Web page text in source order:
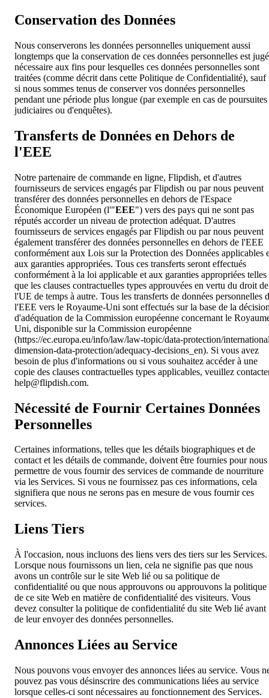
Conservation des Données
Nous conserverons les données personnelles uniquement aussi
longtemps que la conservation de ces données personnelles est
nécessaire aux fins pour lesquelles ces données personnelles sont
traitées (comme décrit dans cette Politique de Confidentialité), sauf
si nous sommes tenus de conserver vos données personnelles
pendant une période plus longue (par exemple en cas de poursuites
judiciaires ou d'enquêtes).
Transferts de Données en Dehors de
l'EEE
Notre partenaire de commande en ligne, Flipdish, et d'autres
fournisseurs de services engagés par Flipdish ou par nous peuvent
transférer des données personnelles en dehors de l'Espace
Économique Européen (l'"EEE") vers des pays qui ne sont pas
réputés accorder un niveau de protection adéquat. D'autres
fournisseurs de services engagés par Flipdish ou par nous peuvent
également transférer des données personnelles en dehors de l'EEE
conformément aux Lois sur la Protection des Données applicables
aux garanties appropriées. Tous ces transferts seront effectués
conformément à la loi applicable et aux garanties appropriées telles
que les clauses contractuelles types approuvées en vertu du droit de
l'UE de temps à autre. Tous les transferts de données personnelles
l'EEE vers le Royaume-Uni sont effectués sur la base de la
d'adéquation de la Commission européenne concernant le
Uni, disponible sur la Commission européenne
(https://ec.europa.eu/info/law/law-topic/data-protection/
dimension-data-protection/adequacy-decisions_en). Si vous avez
besoin de plus d'informations ou si vous souhaitez accéder à une
copie des clauses contractuelles types applicables, veuillez
help@flipdish.com.
Nécessité de Fournir Certaines Données
Personnelles
Certaines informations, telles que les détails biographiques et de
contact et les détails de commande, doivent être fournies pour nous
permettre de vous fournir des services de commande de nourriture
via les Services. Si vous ne fournissez pas ces informations, cela
signifiera que nous ne serons pas en mesure de vous fournir ces
services.
Liens Tiers
À l'occasion, nous incluons des liens vers des tiers sur les Services.
Lorsque nous fournissons un lien, cela ne signifie pas que nous
avons un contrôle sur le site Web lié ou sa politique de
confidentialité ou que nous approuvons ou approuvons la politique
de ce site Web en matière de confidentialité des visiteurs. Vous
devez consulter la politique de confidentialité du site Web lié avant
de leur envoyer des données personnelles.
Annonces Liées au Service
Nous pouvons vous envoyer des annonces liées au service. Vous
pouvez pas vous désinscrire des communications liées au service
lorsque celles-ci sont nécessaires au fonctionnement des Services.